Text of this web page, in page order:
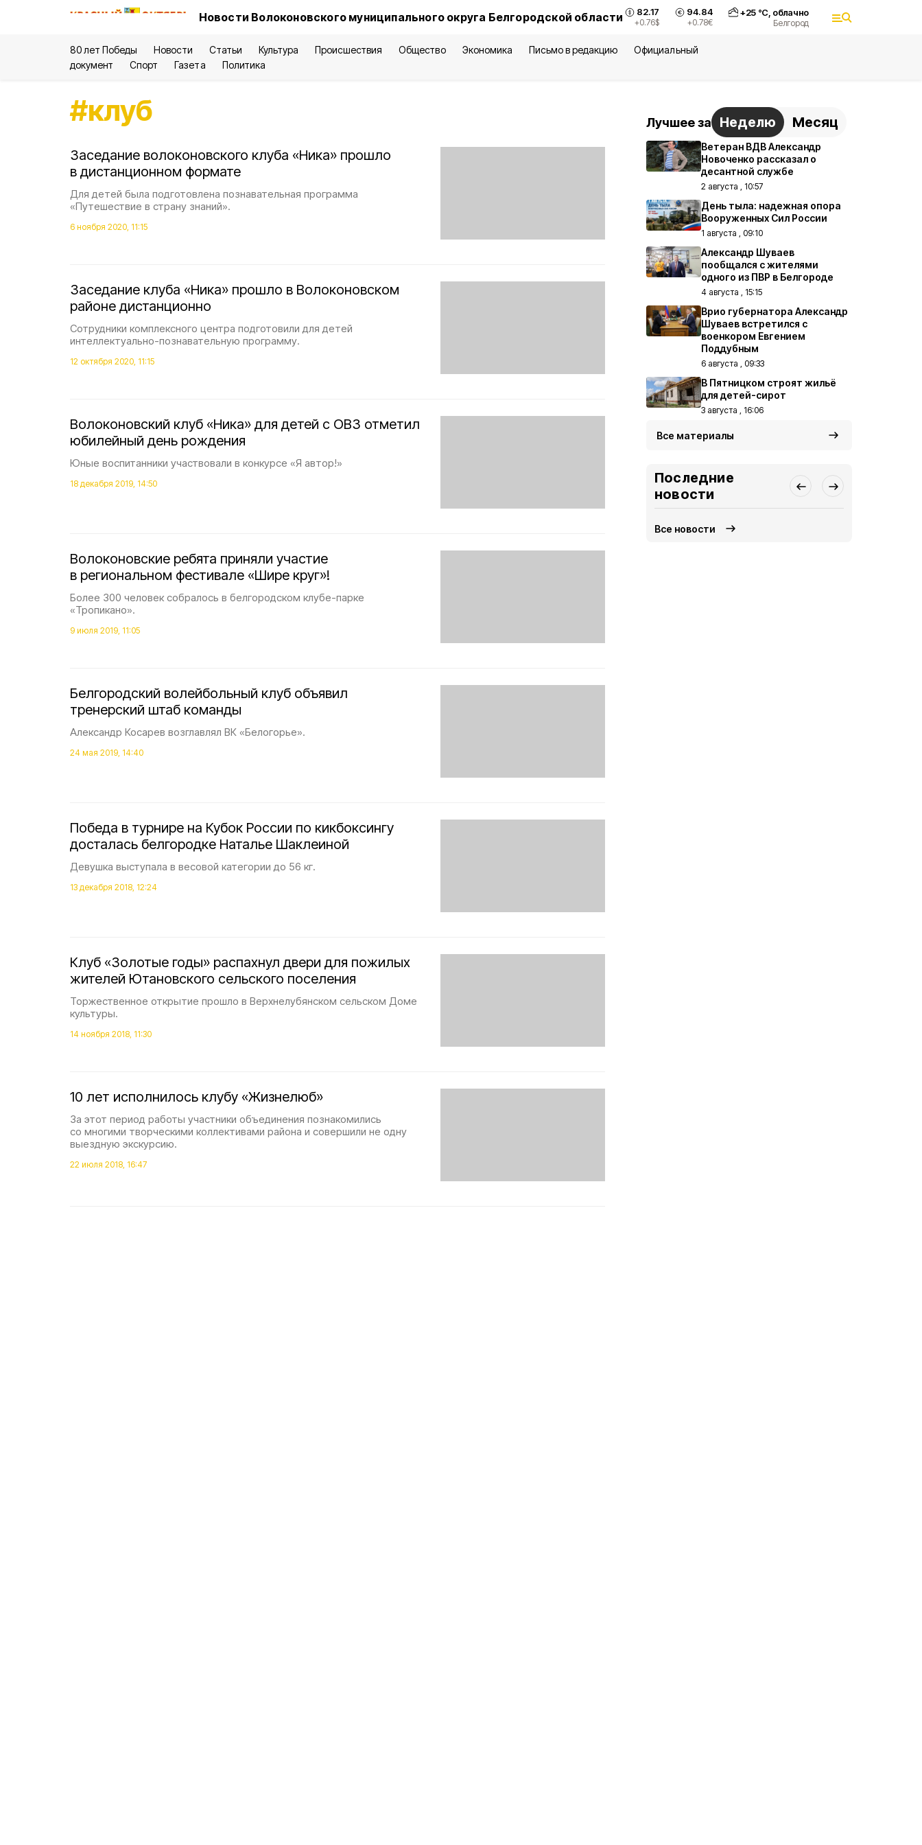
Новости Волоконовского муниципального округа Белгородской области 82.17
+0.76$
94.84
+0.78€
+25°С, облачно
Белгород
80 лет Победы Новости Статьи Культура Происшествия Общество Экономика Письмо в редакцию
Официальный
документ
Спорт Газета Политика
#клуб
Заседание волоконовского клуба «Ника» прошло
в дистанционном формате
Для детей была подготовлена познавательная программа
«Путешествие в страну знаний».
6 ноября 2020, 11:15
Заседание клуба «Ника» прошло в Волоконовском
районе дистанционно
Сотрудники комплексного центра подготовили для детей
интеллектуально-познавательную программу.
12 октября 2020, 11:15
Волоконовский клуб «Ника» для детей с ОВЗ отметил
юбилейный день рождения
Юные воспитанники участвовали в конкурсе «Я автор!»
18 декабря 2019, 14:50
Волоконовские ребята приняли участие
в региональном фестивале «Шире круг»!
Более 300 человек собралось в белгородском клубе-парке
«Тропикано».
9 июля 2019, 11:05
Белгородский волейбольный клуб объявил
тренерский штаб команды
Александр Косарев возглавлял ВК «Белогорье».
24 мая 2019, 14:40
Победа в турнире на Кубок России по кикбоксингу
досталась белгородке Наталье Шаклеиной
Девушка выступала в весовой категории до 56 кг.
13 декабря 2018, 12:24
Клуб «Золотые годы» распахнул двери для пожилых
жителей Ютановского сельского поселения
Торжественное открытие прошло в Верхнелубянском сельском Доме
культуры.
14 ноября 2018, 11:30
10 лет исполнилось клубу «Жизнелюб»
За этот период работы участники объединения познакомились
со многими творческими коллективами района и совершили не одну
выездную экскурсию.
22 июля 2018, 16:47
Лучшее за Неделю Месяц
Ветеран ВДВ Александр
Новоченко рассказал о
десантной службе
2 августа , 10:57
День тыла: надежная опора
Вооруженных Сил России
1 августа , 09:10
Александр Шуваев
пообщался с жителями
одного из ПВР в Белгороде
4 августа , 15:15
Врио губернатора Александр
Шуваев встретился с
военкором Евгением
Поддубным
6 августа , 09:33
В Пятницком строят жильё
для детей-сирот
3 августа , 16:06
Все материалы
Последние
новости
Все новости